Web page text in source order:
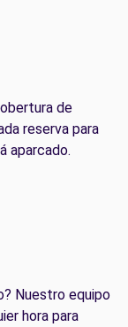
de
reserva para
aparcado.
Nuestro equipo
hora para